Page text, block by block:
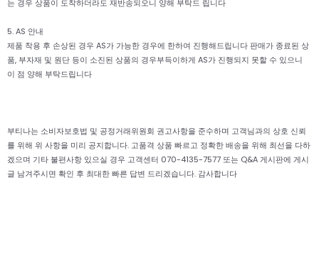
는 경우 상품이 도착하더라도 재반송되오니 양해 부탁드 립니다
5. AS 안내
제품 착용 후 손상된 경우 AS가 가능한 경우에 한하여 진행해드립니다 판매가 종료된 상
품, 부자재 및 원단 등이 소진된 상품의 경우부득이하게 AS가 진행되지 못할 수 있으니
이 점 양해 부탁드립니다
부티나는 소비자보호법 및 공정거래위원회 권고사항을 준수하며 고객님과의 상호 신뢰
를 위해 위 사항을 미리 공지합니다. 고품격 상품 빠르고 정확한 배송을 위해 최선을 다하
겠으며 기타 불편사항 있으실 경우 고객센터 070-4135-7577 또는 Q&A 게시판에 게시
글 남겨주시면 확인 후 최대한 빠른 답변 드리겠습니다. 감사합니다